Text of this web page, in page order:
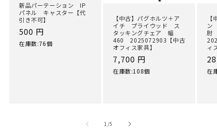
新品パーテーション IP
パネル キャスター【代
引き不可】
通
常
500 円
在庫数:76個
【中古】パグホルツ＋ア
イチ プライウッド ス
タッキングチェア 幅
460 2025072903【中古
オフィス家具】
通
常
7,700 円
在庫数:108個
ン
肘
ィ
通
常
在
1 /の
5